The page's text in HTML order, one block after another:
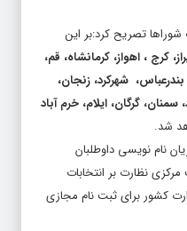
تصریح کرد:بر این
کرج ، اهواز، کرمانشاه، قم،
بندرعباس، شهرکرد، زنجان،
گرگان، ایلام، خرم آباد
شد.
نام نویسی داوطلبان
نظارت بر انتخابات
کشور برای ثبت نام مجازی
الکترونیک در شهر تهران به